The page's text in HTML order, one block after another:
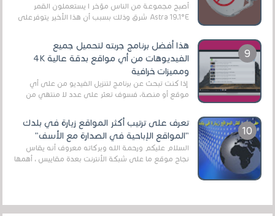
أصبح مجموعة من الناس مؤخر ا يستعملون القمر
Astra 19.1°E شرق وذلك بسبب أن هذا الأخير يتوفرعلى
هذا أفضل برنامج جربته لتحميل جميع
الفيديوهات من أي مواقع بدقة عالية 4K
ومميزات خرافية
إذا كنت تبحث عن برنامج لتنزيل الفيديو من على أي
موقع أو منصة، فسوف تعثر على عدد لا منتهي من
تعرف على ترتيب أكثر المواقع زيارة في بلدك
"المواقع الإباحية في الصدارة مع الأسف"
السلام عليكم ورحمة الله وبركاته معروف أنه يقاس
نجاح موقع ما على شبكة الأنترنت بعدة مقاييس ، أهمها